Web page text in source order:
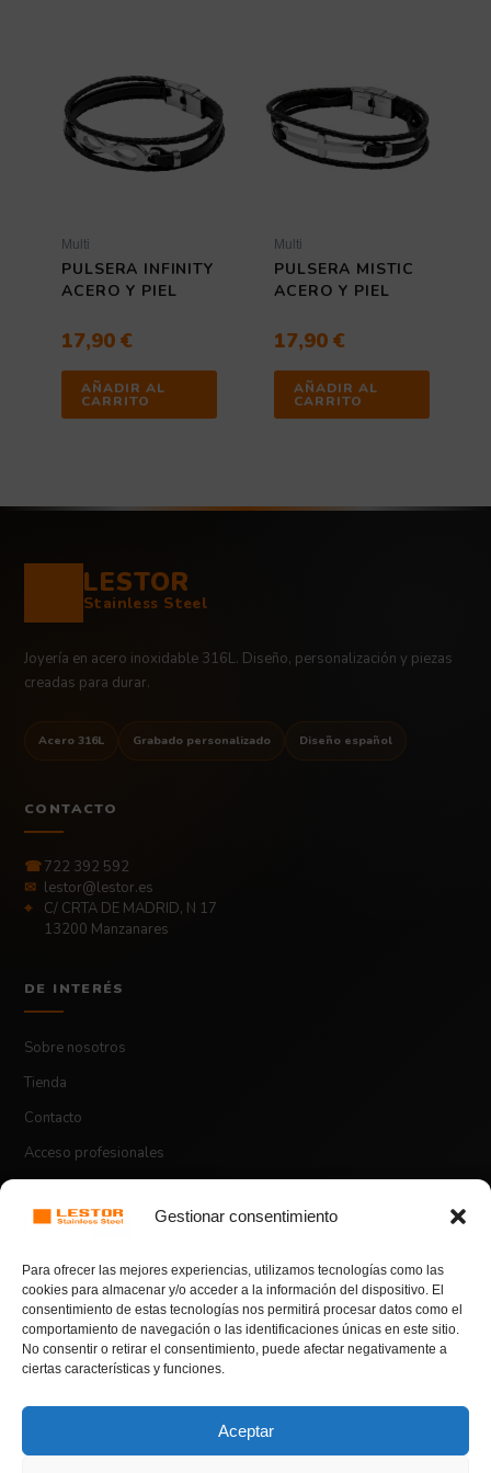
Gestionar consentimiento
Para ofrecer las mejores experiencias, utilizamos tecnologías como las
cookies para almacenar y/o acceder a la información del dispositivo. El
consentimiento de estas tecnologías nos permitirá procesar datos como el
comportamiento de navegación o las identificaciones únicas en este sitio.
No consentir o retirar el consentimiento, puede afectar negativamente a
ciertas características y funciones.
Aceptar
Multi
PULSERA INFINITY
ACERO Y PIEL
17,90 €
AÑADIR AL
CARRITO
Multi
PULSERA MISTIC
ACERO Y PIEL
17,90 €
AÑADIR AL
CARRITO
LESTOR
Stainless Steel
Joyería en acero inoxidable 316L. Diseño, personalización y piezas
creadas para durar.
Acero 316L Grabado personalizado Diseño español
CONTACTO
☎722 392 592
✉ lestor@lestor.es
⌖
C/ CRTA DE MADRID, N 17
13200 Manzanares
DE INTERÉS
Sobre nosotros
Tienda
Contacto
Acceso profesionales
ASPECTOS LEGALES
Aviso legal
Política de envíos
Política de devoluciones y reembolsosBONO DE BIENVENIDA
50% OFF
En compras superiores a 100€.